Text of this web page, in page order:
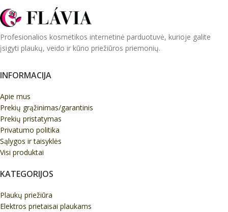
Profesionalios kosmetikos internetinė parduotuvė, kurioje galite
įsigyti plaukų, veido ir kūno priežiūros priemonių.
INFORMACIJA
Apie mus
Prekių grąžinimas/garantinis
Prekių pristatymas
Privatumo politika
Sąlygos ir taisyklės
Visi produktai
KATEGORIJOS
Plaukų priežiūra
Elektros prietaisai plaukams